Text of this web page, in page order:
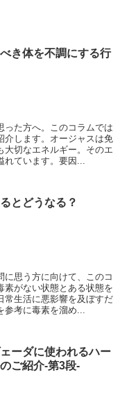
き体を不調にする行
った方へ。このコラムでは
介します。オージャスは免
大切なエネルギー。そのエ
ています。要因...
とどうなる？
思う方に向けて、このコ
素がない状態とある状態を
常生活に悪影響を及ぼすだ
参考に毒素を溜め...
ーダに使われるハー
ご紹介-第3段-